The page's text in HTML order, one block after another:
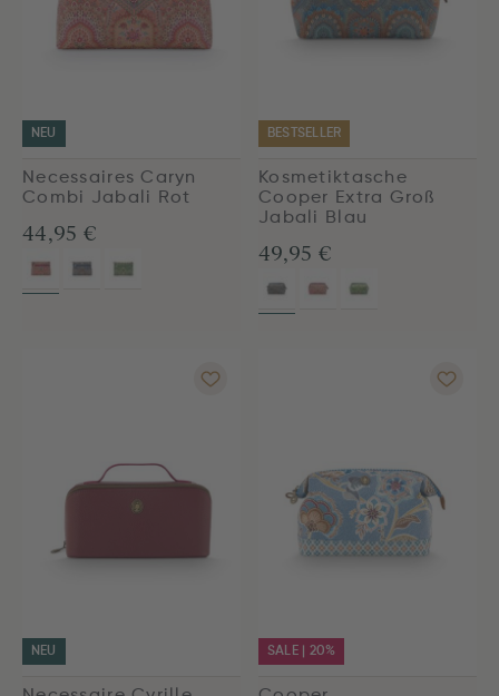
NEU
Necessaires Caryn
Combi Jabali Rot
44,95 €
BESTSELLER
Kosmetiktasche
Cooper Extra Groß
Jabali Blau
49,95 €
NEU SALE | 20%